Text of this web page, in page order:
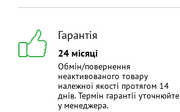
Гарантія
24 місяці
Обмін/повернення
неактивованого товару
належної якості протягом 14
днів. Термін гарантії уточнюйте
у менеджера.